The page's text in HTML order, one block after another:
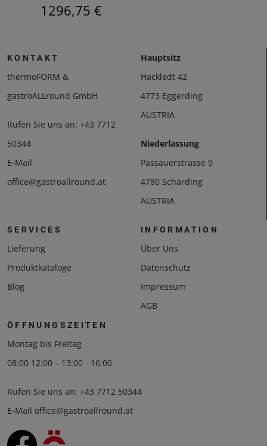
1296,75 €
KONTAKT
thermoFORM &
gastroALLround GmbH
Rufen Sie uns an: +43 7712
50344
E-Mail
office@gastroallround.at
Hauptsitz
Hackledt 42
4773 Eggerding
AUSTRIA
Niederlassung
Passauerstrasse 9
4780 Schärding
AUSTRIA
SERVICES
Lieferung
Produktkataloge
Blog
INFORMATION
Über Uns
Datenschutz
Impressum
AGB
ÖFFNUNGSZEITEN
Montag bis Freitag
08:00 12:00 – 13:00 - 16:00
Rufen Sie uns an: +43 7712 50344
E-Mail office@gastroallround.at